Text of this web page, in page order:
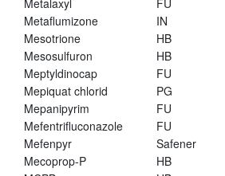
Metalaxyl
FU
Metaflumizone
IN
Mesotrione
HB
Mesosulfuron
HB
Meptyldinocap
FU
Mepiquat chlorid
PG
Mepanipyrim
FU
Mefentrifluconazole
FU
Mefenpyr
Safener
Mecoprop-P
HB